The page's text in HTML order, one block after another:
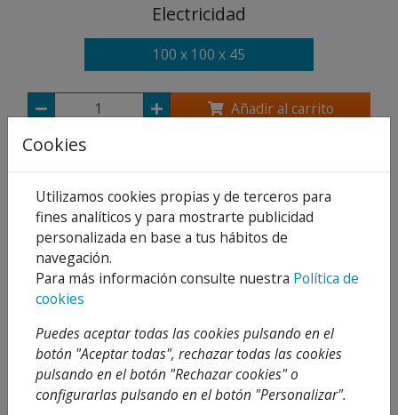
Electricidad
100 x 100 x 45
Añadir al carrito
Descripción
Detalles
Opiniones
Caja derivación enlazable sin tapa 100x100x45
Cookies
Utilizamos cookies propias y de terceros para
fines analíticos y para mostrarte publicidad
personalizada en base a tus hábitos de
navegación.
Para más información consulte nuestra Política de
cookies
Puedes aceptar todas las cookies pulsando en el
botón "Aceptar todas", rechazar todas las cookies
pulsando en el botón "Rechazar cookies" o
configurarlas pulsando en el botón "Personalizar".